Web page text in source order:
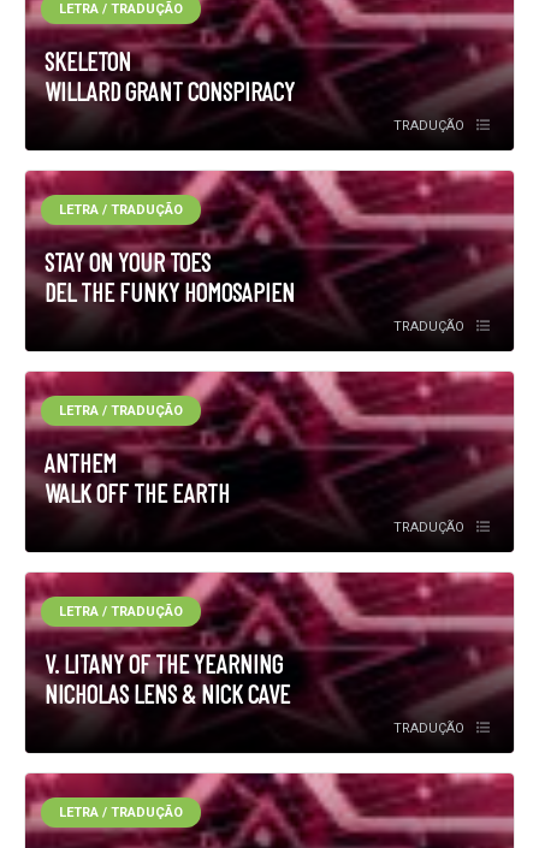
SKELETON
WILLARD GRANT CONSPIRACY
LETRA / TRADUÇÃO
TRADUÇÃO
STAY ON YOUR TOES
DEL THE FUNKY HOMOSAPIEN
LETRA / TRADUÇÃO
TRADUÇÃO
ANTHEM
WALK OFF THE EARTH
LETRA / TRADUÇÃO
TRADUÇÃO
V. LITANY OF THE YEARNING
NICHOLAS LENS & NICK CAVE
LETRA / TRADUÇÃO
TRADUÇÃO
LETRA / TRADUÇÃO